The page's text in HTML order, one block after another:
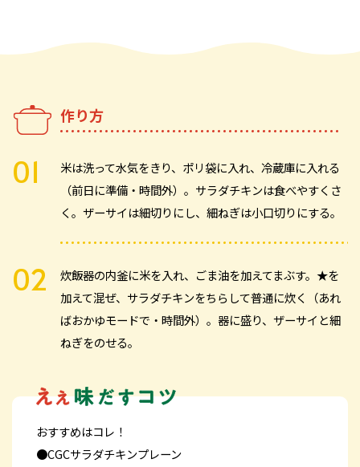
作り方
米は洗って水気をきり、ポリ袋に入れ、冷蔵庫に入れる
（前日に準備・時間外）。サラダチキンは食べやすくさ
く。ザーサイは細切りにし、細ねぎは小口切りにする。
炊飯器の内釜に米を入れ、ごま油を加えてまぶす。★を
加えて混ぜ、サラダチキンをちらして普通に炊く（あれ
ばおかゆモードで・時間外）。器に盛り、ザーサイと細
ねぎをのせる。
おすすめはコレ！
●CGCサラダチキンプレーン